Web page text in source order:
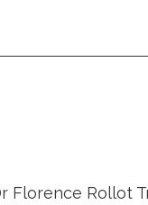
Rollot